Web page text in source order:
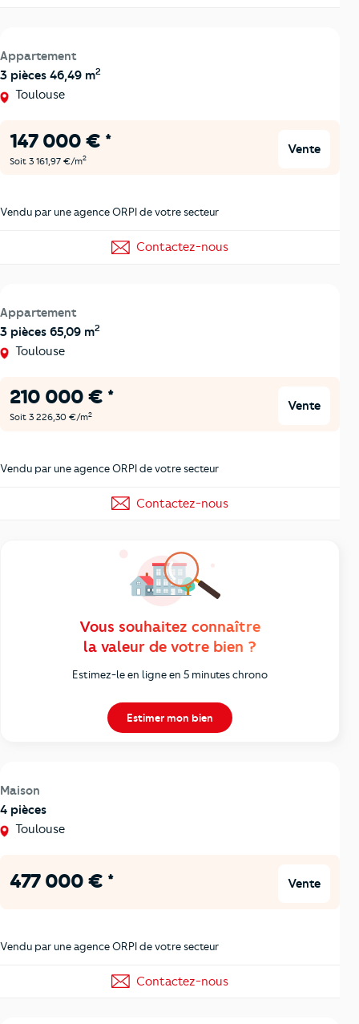
Appartement
3 pièces 46,49 m2
Toulouse
147 000 € *
Soit 3 161,97 €/m2
Vente
Vendu par une agence ORPI de votre secteur
Contactez-nous
Appartement
3 pièces 65,09 m2
Toulouse
210 000 € *
Soit 3 226,30 €/m2
Vente
Vendu par une agence ORPI de votre secteur
Contactez-nous
Vous souhaitez connaître
la valeur de votre bien ?
Estimez-le en ligne en 5 minutes chrono
Estimer mon bien
Maison
4 pièces
Toulouse
477 000 € * Vente
Vendu par une agence ORPI de votre secteur
Contactez-nous